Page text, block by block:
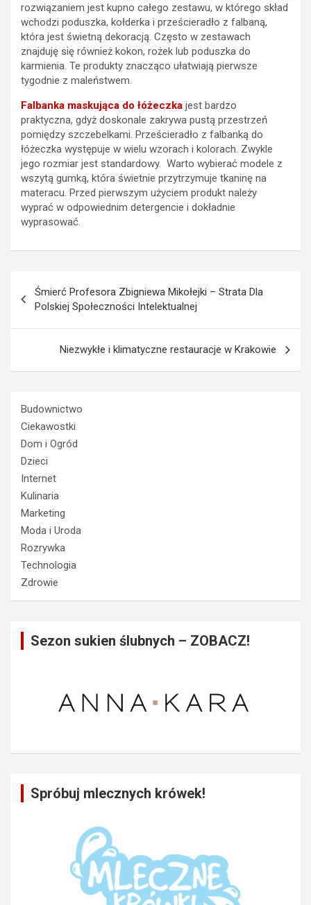
rozwiązaniem jest kupno całego zestawu, w którego skład
wchodzi poduszka, kołderka i prześcieradło z falbaną,
która jest świetną dekoracją. Często w zestawach
znajduję się również kokon, rożek lub poduszka do
karmienia. Te produkty znacząco ułatwiają pierwsze
tygodnie z maleństwem.
Falbanka maskująca do łóżeczka jest bardzo
praktyczna, gdyż doskonale zakrywa pustą przestrzeń
pomiędzy szczebelkami. Prześcieradło z falbanką do
łóżeczka występuje w wielu wzorach i kolorach. Zwykle
jego rozmiar jest standardowy. Warto wybierać modele z
wszytą gumką, która świetnie przytrzymuje tkaninę na
materacu. Przed pierwszym użyciem produkt należy
wyprać w odpowiednim detergencie i dokładnie
wyprasować.
Nawigacja
wpisu
Śmierć Profesora Zbigniewa Mikołejki – Strata Dla
Polskiej Społeczności Intelektualnej
Niezwykłe i klimatyczne restauracje w Krakowie
Budownictwo
Ciekawostki
Dom i Ogród
Dzieci
Internet
Kulinaria
Marketing
Moda i Uroda
Rozrywka
Technologia
Zdrowie
Sezon sukien ślubnych – ZOBACZ!
Spróbuj mlecznych krówek!